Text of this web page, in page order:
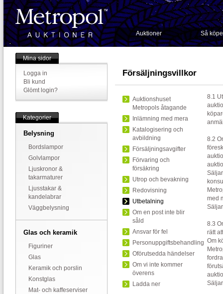
Auktioner Så
Mina sidor
Logga in
Bli kund
Glömt login?
Kategorier
Belysning
Bordslampor
Golvlampor
Ljuskronor &
takarmaturer
Ljusstakar &
kandelabrar
Väggbelysning
Glas och keramik
Figuriner
Glas
Keramik och porslin
Konstglas
Mat- och kaffeserviser
Försäljningsvillkor
Auktionshuset
Metropols åtagande
Inlämning med mera
Katalogisering och
avbildning
Försäljningsavgifter
Förvaring och
försäkring
Utrop och bevakning
Redovisning
Utbetalning
Om en post inte blir
såld
Ansvar för fel
Personuppgiftsbehandling
Oförutsedda händelser
Om vi inte kommer
överens
Ladda ner
8.1
8.2
med
8.3
rätt
Om